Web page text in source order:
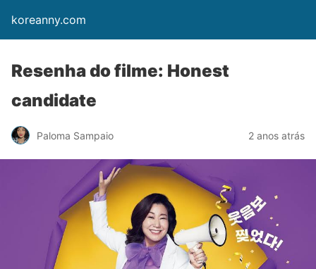
koreanny.com
Resenha do filme: Honest
candidate
Paloma Sampaio 2 anos atrás